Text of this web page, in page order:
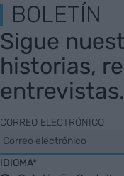
BOLETÍN
Sigue
historias,
entrevistas.
CORREO ELECTRÓNICO
IDIOMA*